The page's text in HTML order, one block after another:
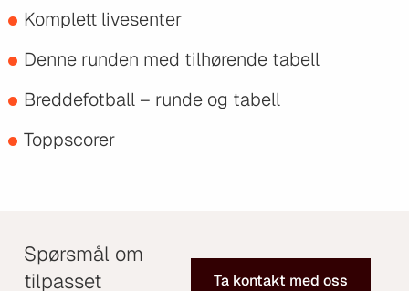
Komplett livesenter
Denne runden med tilhørende tabell
Breddefotball – runde og tabell
Toppscorer
Spørsmål om
tilpasset
Ta kontakt med oss